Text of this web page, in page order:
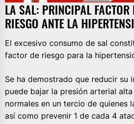
LA SAL: PRINCIPAL FACTOR
RIESGO ANTE LA
El excesivo consumo de sal
factor de riesgo para la
Se ha demostrado que reducir su
puede bajar la presión arterial
normales en un tercio de quienes
así como prevenir 1 de cada 4